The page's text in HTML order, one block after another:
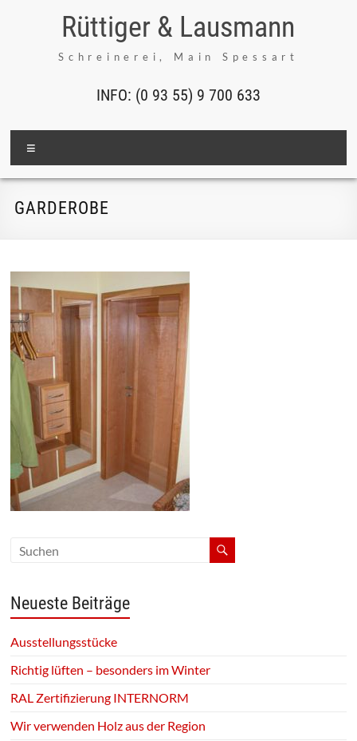
Rüttiger & Lausmann
Schreinerei, Main Spessart
INFO: (0 93 55) 9 700 633
GARDEROBE
Neueste Beiträge
Ausstellungsstücke
Richtig lüften – besonders im Winter
RAL Zertifizierung INTERNORM
Wir verwenden Holz aus der Region